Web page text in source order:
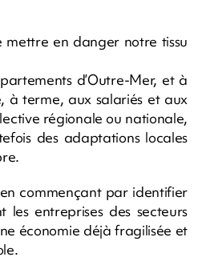
mettre en danger notre tissu
d’Outre-Mer, et à
à terme, aux salariés et aux
régionale ou nationale,
des adaptations locales
commençant par identifier
entreprises des secteurs
économie déjà fragilisée et